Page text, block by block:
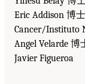
Eric Addison 博士
Cancer/Instituto
Angel Velarde 博
Javier Figueroa